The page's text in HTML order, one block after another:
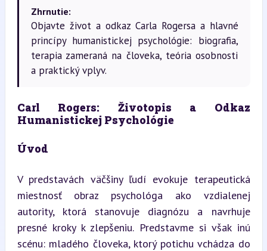
Zhrnutie:
Objavte život a odkaz Carla Rogersa a hlavné
princípy humanistickej psychológie: biografia,
terapia zameraná na človeka, teória osobnosti
a praktický vplyv.
Carl Rogers: Životopis a Odkaz
Humanistickej Psychológie
Úvod
V predstavách väčšiny ľudí evokuje terapeutická
miestnosť obraz psychológa ako vzdialenej
autority, ktorá stanovuje diagnózu a navrhuje
presné kroky k zlepšeniu. Predstavme si však inú
scénu: mladého človeka, ktorý potichu vchádza do